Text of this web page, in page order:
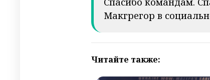
Макгрегор в
Читайте также: